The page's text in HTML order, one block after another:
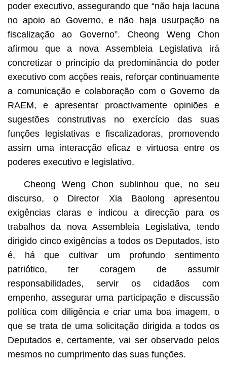
poder executivo, assegurando que “não haja lacuna
no apoio ao Governo, e não haja usurpação na
fiscalização ao Governo”. Cheong Weng Chon
afirmou que a nova Assembleia Legislativa irá
concretizar o princípio da predominância do poder
executivo com acções reais, reforçar continuamente
a comunicação e colaboração com o Governo da
RAEM, e apresentar proactivamente opiniões e
sugestões construtivas no exercício das suas
funções legislativas e fiscalizadoras, promovendo
assim uma interacção eficaz e virtuosa entre os
poderes executivo e legislativo.
Cheong Weng Chon sublinhou que, no seu
discurso, o Director Xia Baolong apresentou
exigências claras e indicou a direcção para os
trabalhos da nova Assembleia Legislativa, tendo
dirigido cinco exigências a todos os Deputados, isto
é, há que cultivar um profundo sentimento
patriótico, ter coragem de assumir
responsabilidades, servir os cidadãos com
empenho, assegurar uma participação e discussão
política com diligência e criar uma boa imagem, o
que se trata de uma solicitação dirigida a todos os
Deputados e, certamente, vai ser observado pelos
mesmos no cumprimento das suas funções.